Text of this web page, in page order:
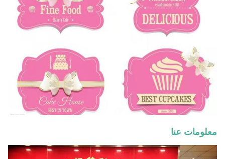
معلومات عنا